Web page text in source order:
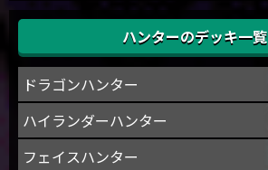
ハンターのデッキ一覧
ドラゴンハンター
ハイランダーハンター
フェイスハンター